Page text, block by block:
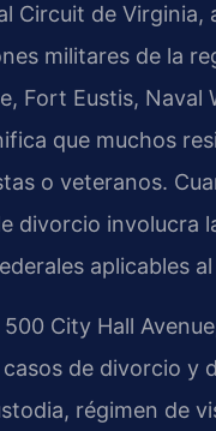
Circuit de Virginia,
militares de la
Fort Eustis, Naval
que muchos
o veteranos.
divorcio involucra
aplicables
City Hall
de divorcio y
régimen de